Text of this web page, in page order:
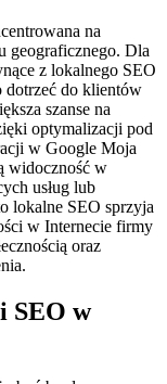
na
geograficznego. Dla
z lokalnego SEO
dotrzeć do klientów
szanse na
optymalizacji pod
w Google Moja
widoczność w
usług lub
lokalne SEO sprzyja
w Internecie firmy
oraz
SEO w